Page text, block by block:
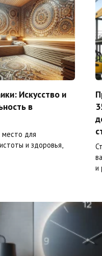
Искусство и
в
место для
и здоровья,
и